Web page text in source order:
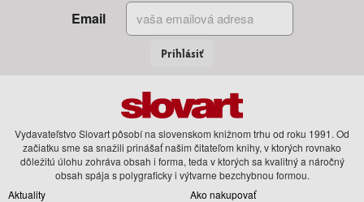
Email
Prihlásiť
Vydavateľstvo Slovart pôsobí na slovenskom knižnom trhu od roku 1991. Od
začiatku sme sa snažili prinášať našim čitateľom knihy, v ktorých rovnako
dôležitú úlohu zohráva obsah i forma, teda v ktorých sa kvalitný a náročný
obsah spája s polygraficky i výtvarne bezchybnou formou.
Aktuality
Ako nakupovať